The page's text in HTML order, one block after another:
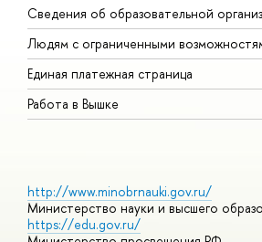
Сведения об образовательной
Людям с ограниченными
Единая платежная страница
Работа в Вышке
http://www.minobrnauki.gov.ru/
Министерство науки и высшего
https://edu.gov.ru/